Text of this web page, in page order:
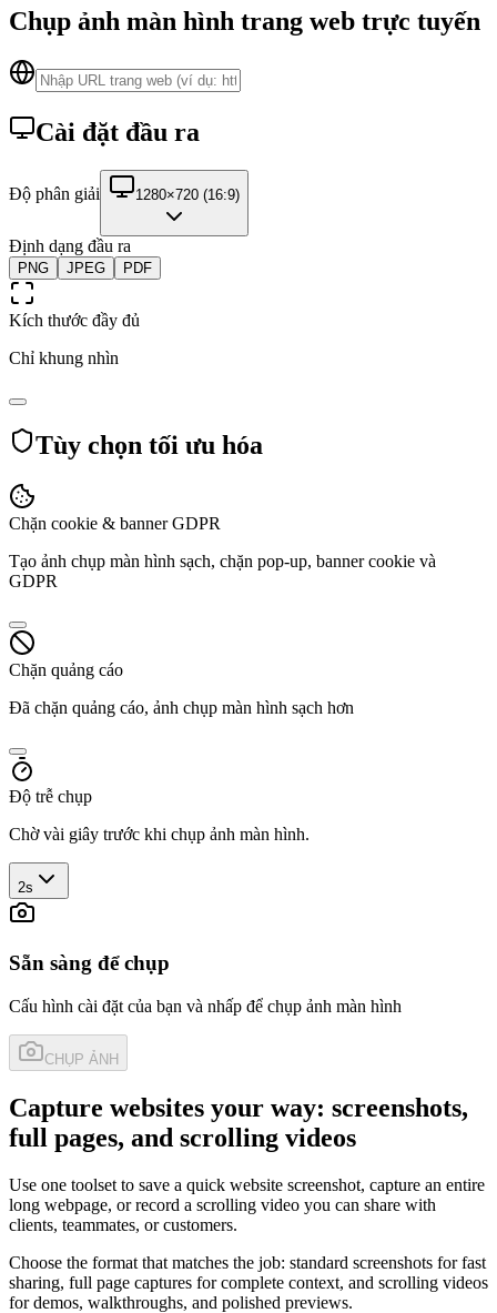
Chụp ảnh màn hình trang web trực tuyến
Cài đặt đầu ra
Độ phân giải 1280×720 (16:9)
Định dạng đầu ra
PNG JPEG PDF
Kích thước đầy đủ
Chỉ khung nhìn
Tùy chọn tối ưu hóa
Chặn cookie & banner GDPR
Tạo ảnh chụp màn hình sạch, chặn pop-up, banner cookie và
GDPR
Chặn quảng cáo
Đã chặn quảng cáo, ảnh chụp màn hình sạch hơn
Độ trễ chụp
Chờ vài giây trước khi chụp ảnh màn hình.
2s
Sẵn sàng để chụp
Cấu hình cài đặt của bạn và nhấp để chụp ảnh màn hình
CHỤP ẢNH
Capture websites your way: screenshots,
full pages, and scrolling videos
Use one toolset to save a quick website screenshot, capture an entire
long webpage, or record a scrolling video you can share with
clients, teammates, or customers.
Choose the format that matches the job: standard screenshots for fast
sharing, full page captures for complete context, and scrolling videos
for demos, walkthroughs, and polished previews.